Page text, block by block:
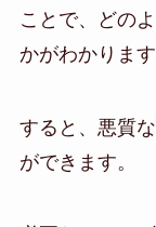
ことで、どの
かがわかります
すると、悪質
ができます。